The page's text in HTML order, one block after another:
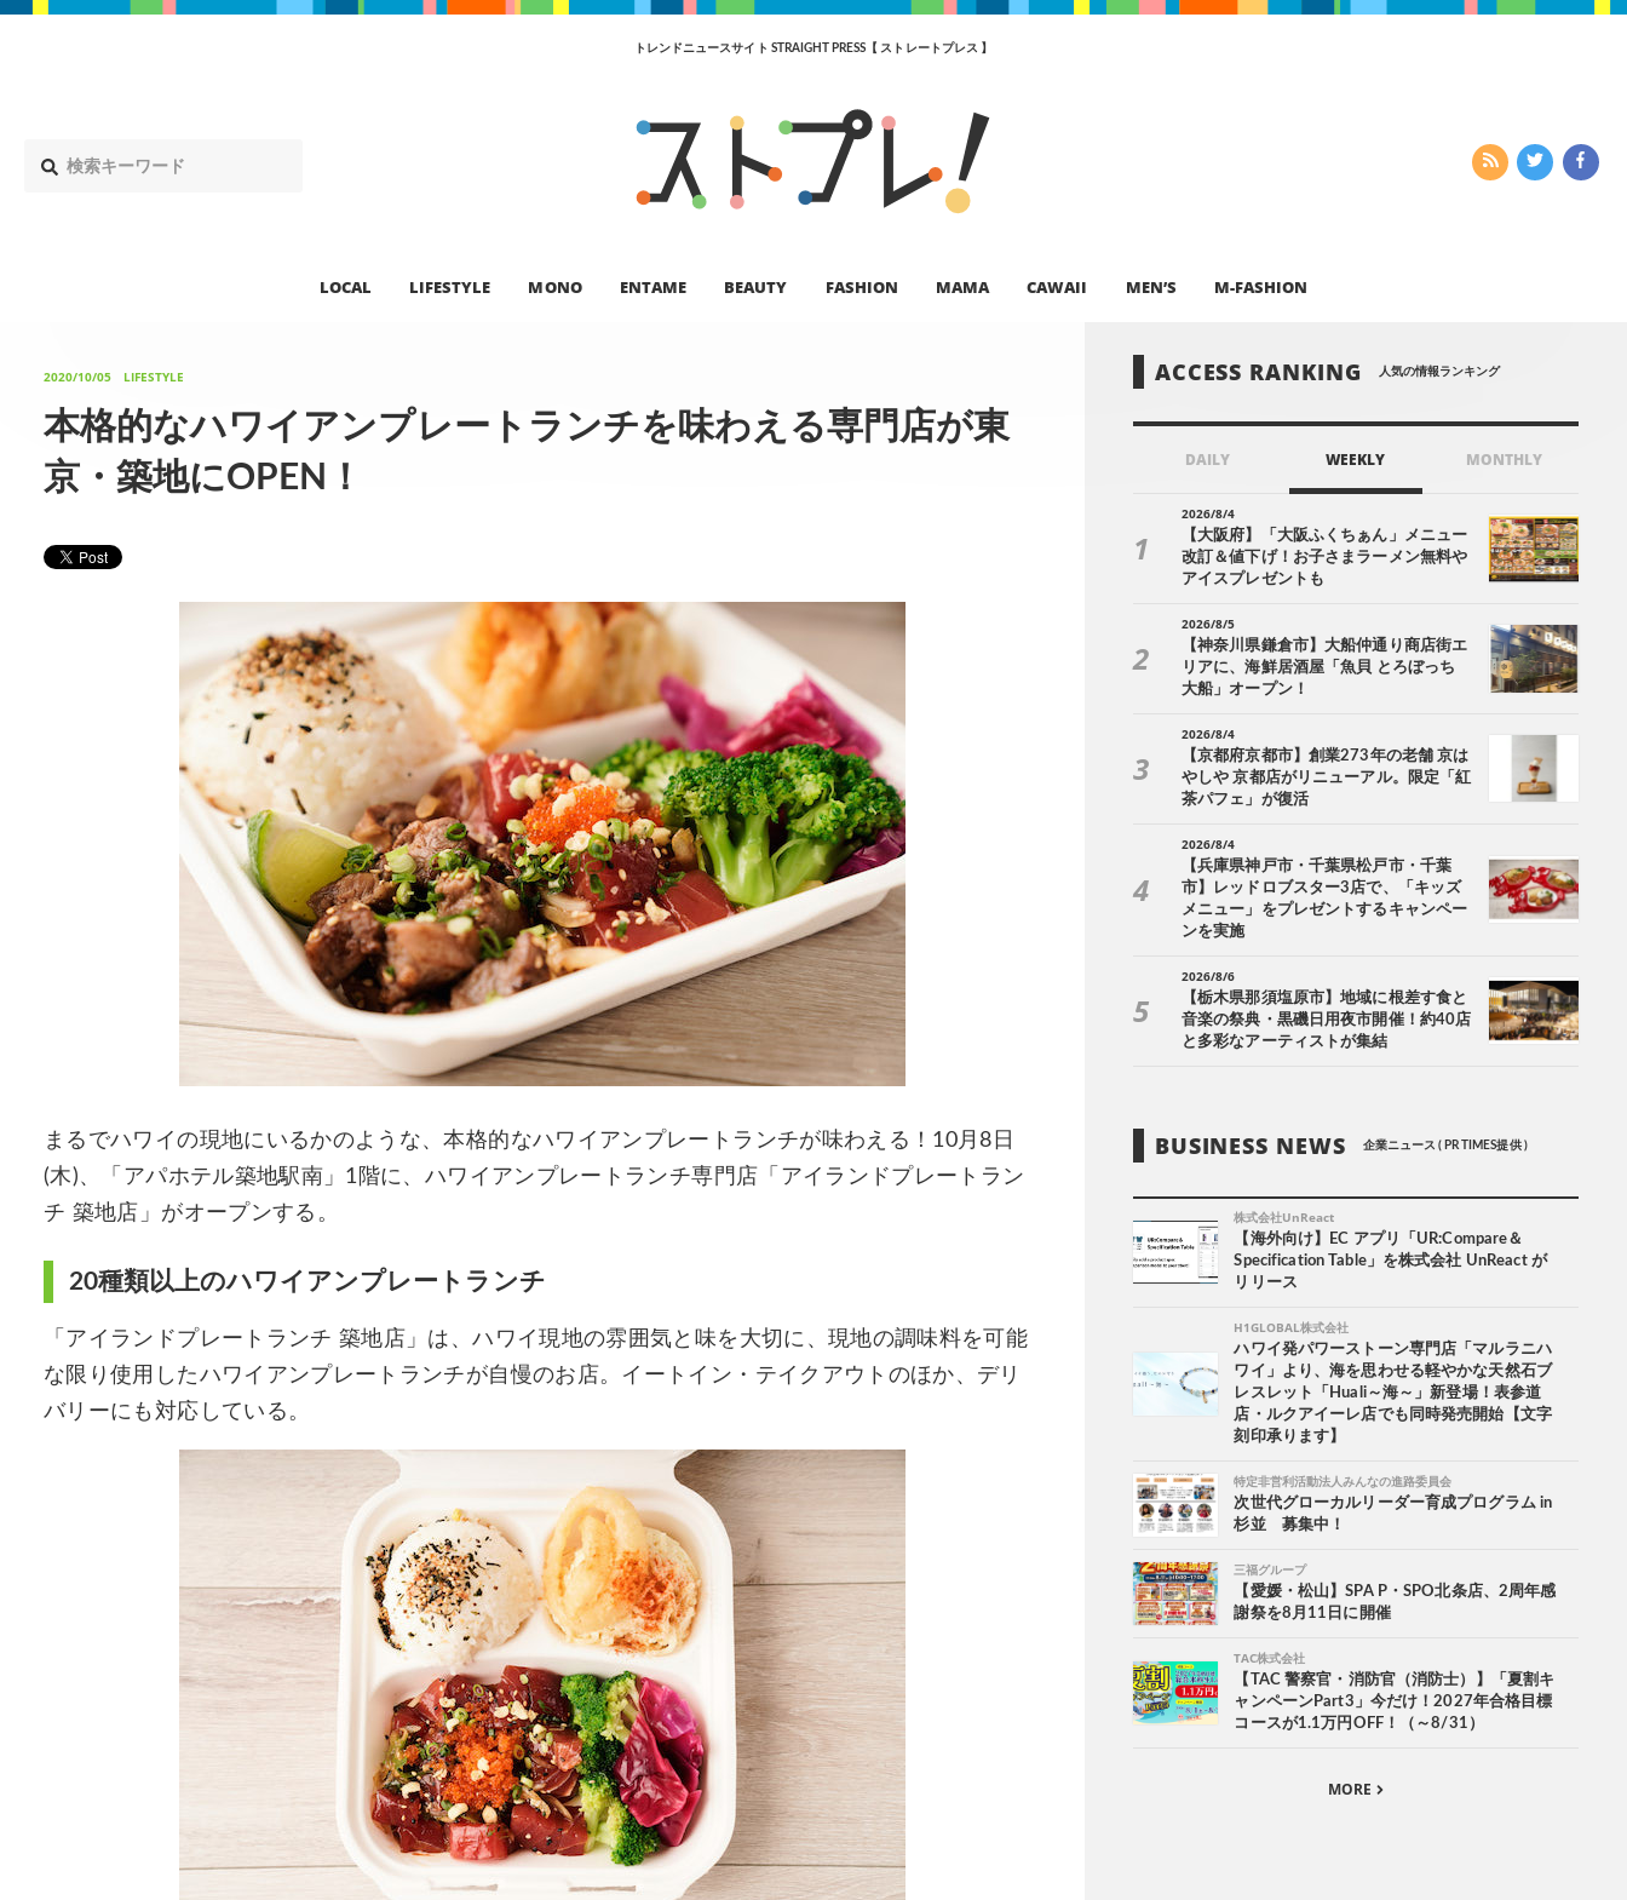
トレンドニュースサイト STRAIGHT PRESS【 ストレートプレス 】
LOCAL LIFESTYLE MONO ENTAME BEAUTY FASHION MAMA CAWAII MEN’S M-FASHION
2020/10/05 LIFESTYLE
本格的なハワイアンプレートランチを味わえる専門店が東
京・築地にOPEN！
まるでハワイの現地にいるかのような、本格的なハワイアンプレートランチが味わえる！10月8日
(木)、「アパホテル築地駅南」1階に、ハワイアンプレートランチ専門店「アイランドプレートラン
チ 築地店」がオープンする。
20種類以上のハワイアンプレートランチ
「アイランドプレートランチ 築地店」は、ハワイ現地の雰囲気と味を大切に、現地の調味料を可能
な限り使用したハワイアンプレートランチが自慢のお店。イートイン・テイクアウトのほか、デリ
バリーにも対応している。
ACCESS RANKING 人気の情報ランキング
DAILY WEEKLY MONTHLY
2026/8/4
【大阪府】「大阪ふくちぁん」メニュー
改訂＆値下げ！お子さまラーメン無料や
アイスプレゼントも
2026/8/5
【神奈川県鎌倉市】大船仲通り商店街エ
リアに、海鮮居酒屋「魚貝 とろぼっち
大船」オープン！
2026/8/4
【京都府京都市】創業273年の老舗 京は
やしや 京都店がリニューアル。限定「紅
茶パフェ」が復活
2026/8/4
【兵庫県神戸市・千葉県松戸市・千葉
市】レッドロブスター3店で、「キッズ
メニュー」をプレゼントするキャンペー
ンを実施
2026/8/6
【栃木県那須塩原市】地域に根差す食と
音楽の祭典・黒磯日用夜市開催！約40店
と多彩なアーティストが集結
BUSINESS NEWS 企業ニュース ( PR TIMES提供 )
株式会社UnReact
【海外向け】EC アプリ「UR:Compare＆
Specification Table」を株式会社 UnReact が
リリース
H1GLOBAL株式会社
ハワイ発パワーストーン専門店「マルラニハ
ワイ」より、海を思わせる軽やかな天然石ブ
レスレット「Huali～海～」新登場！表参道
店・ルクアイーレ店でも同時発売開始【文字
刻印承ります】
特定非営利活動法人みんなの進路委員会
次世代グローカルリーダー育成プログラム in
杉並 募集中！
三福グループ
【愛媛・松山】SPA P・SPO北条店、2周年感
謝祭を8月11日に開催
TAC株式会社
【TAC 警察官・消防官（消防士）】「夏割キ
ャンペーンPart3」今だけ！2027年合格目標
コースが1.1万円OFF！（～8/31）
MORE